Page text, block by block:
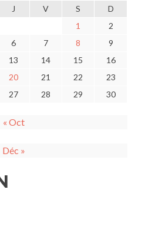
J V S
D
1
2
6 7 8
9
13 14 15
16
20 21 22
23
27 28 29 30
« Oct
Déc »